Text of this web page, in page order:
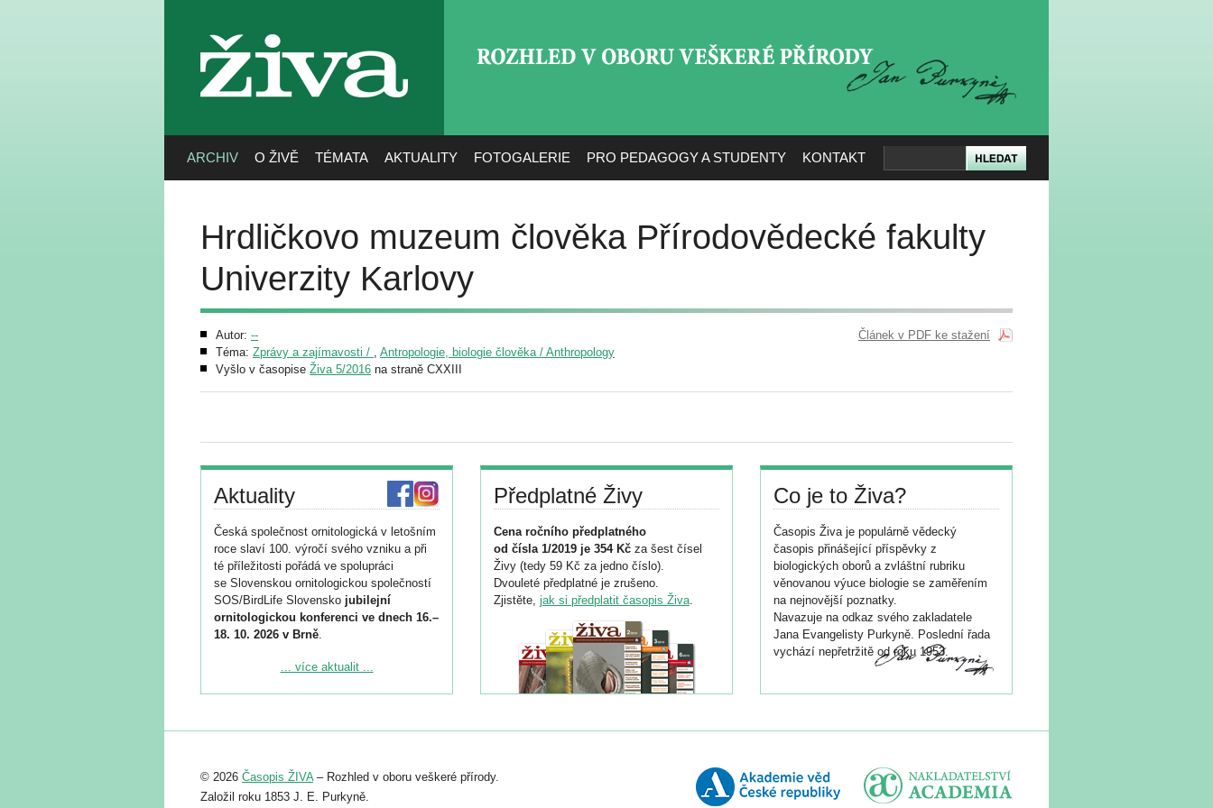
živa
ARCHIV O ŽIVĚ TÉMATA AKTUALITY FOTOGALERIE PRO PEDAGOGY A STUDENTY KONTAKT
Hrdličkovo muzeum člověka Přírodovědecké fakulty
Univerzity Karlovy
Autor: --
Téma: Zprávy a zajímavosti / , Antropologie, biologie člověka / Anthropology
Vyšlo v časopise Živa 5/2016 na straně CXXIII
Článek v PDF ke stažení
Aktuality
Česká společnost ornitologická v letošním
roce slaví 100. výročí svého vzniku a při
té příležitosti pořádá ve spolupráci
se Slovenskou ornitologickou společností
SOS/BirdLife Slovensko jubilejní
ornitologickou konferenci ve dnech 16.–
18. 10. 2026 v Brně.
Podrobnější informace ke konferenci
Registrovat se můžete do 6. září.
abstraktu přihlášené přednášky nebo
posteru je už 30. června.
... více aktualit ...
Předplatné Živy
Cena ročního předplatného
od čísla 1/2019 je 354 Kč za šest čísel
Živy (tedy 59 Kč za jedno číslo).
Dvouleté předplatné je zrušeno.
Zjistěte, jak si předplatit časopis Živa.
Co je to Živa?
Časopis Živa je populárně vědecký
časopis přinášející příspěvky z
biologických oborů a zvláštní rubriku
věnovanou výuce biologie se zaměřením
na nejnovější poznatky.
Navazuje na odkaz svého zakladatele
Jana Evangelisty Purkyně. Poslední řada
vychází nepřetržitě od roku 1953.
© 2026 Časopis ŽIVA– Rozhled v oboru veškeré přírody.
Založil roku 1853 J. E. Purkyně.